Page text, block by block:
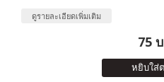
ดูรายละเอียดเพิ่มเติม
75
หยิบใส่